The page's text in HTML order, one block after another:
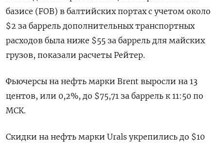
базисе (FOB) в балтийских портах с учетом около
$2 за баррель дополнительных транспортных
расходов была ниже $55 за баррель для майских
грузов, показали расчеты Рейтер.
Фьючерсы на нефть марки Brent выросли на 13
центов, или 0,2%, до $75,71 за баррель к 11:50 по
МСК.
Скидки на нефть марки Urals укрепились до $10